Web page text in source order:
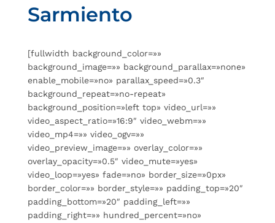
Sarmiento
[fullwidth background_color=»»
background_image=»» background_parallax=»none»
enable_mobile=»no» parallax_speed=»0.3″
background_repeat=»no-repeat»
background_position=»left top» video_url=»»
video_aspect_ratio=»16:9″ video_webm=»»
video_mp4=»» video_ogv=»»
video_preview_image=»» overlay_color=»»
overlay_opacity=»0.5″ video_mute=»yes»
video_loop=»yes» fade=»no» border_size=»0px»
border_color=»» border_style=»» padding_top=»20″
padding_bottom=»20″ padding_left=»»
padding_right=»» hundred_percent=»no»